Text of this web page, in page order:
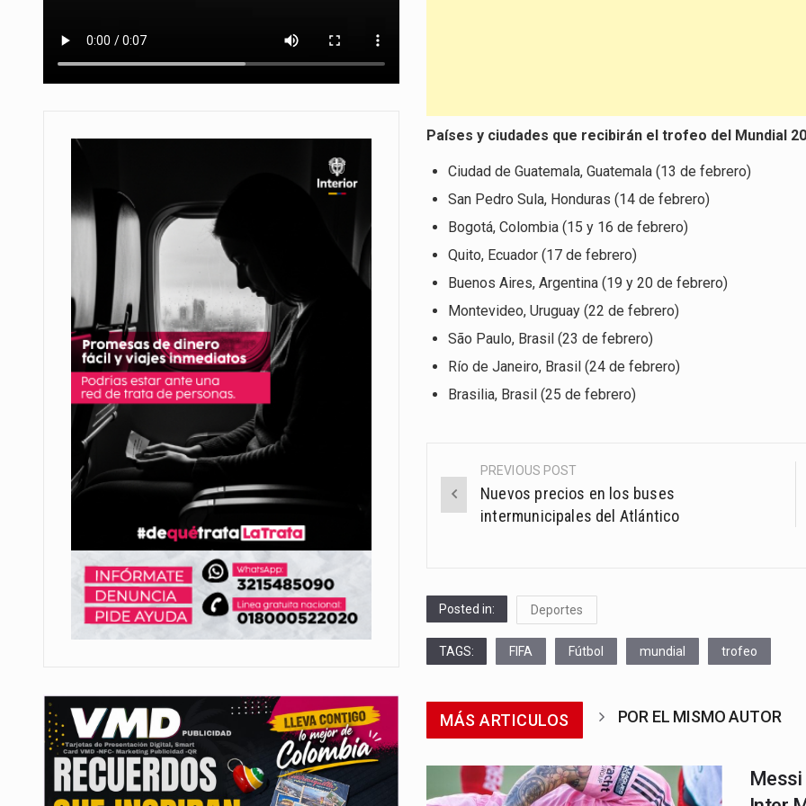
Países y ciudades que recibirán el trofeo del Mundial
Ciudad de Guatemala, Guatemala (13 de febrero)
San Pedro Sula, Honduras (14 de febrero)
Bogotá, Colombia (15 y 16 de febrero)
Quito, Ecuador (17 de febrero)
Buenos Aires, Argentina (19 y 20 de febrero)
Montevideo, Uruguay (22 de febrero)
São Paulo, Brasil (23 de febrero)
Río de Janeiro, Brasil (24 de febrero)
Brasilia, Brasil (25 de febrero)
Post
navigation
PREVIOUS POST
Nuevos precios en los buses
intermunicipales del Atlántico
Posted in: Deportes
TAGS: FIFA Fútbol mundial trofeo
MÁS ARTICULOS POR EL MISMO AUTOR